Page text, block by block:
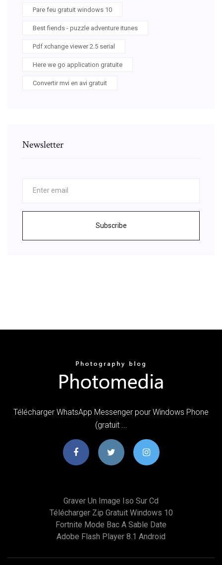
Pare feu gratuit windows 10
Best fiends - puzzle adventure itunes
Pdf xchange viewer 2.5 serial
Here we go application gratuite
Convertir mvi en avi gratuit
Newsletter
Subscribe
Télécharger WhatsApp Messenger pour Windows Phone
(gratuit ...
Graver Un Image Iso Sur Cd
Télécharger Zip Gratuit Windows 10
Fortnite Mode Bac A Sable Date
Adobe Flash Player 8.1 Android